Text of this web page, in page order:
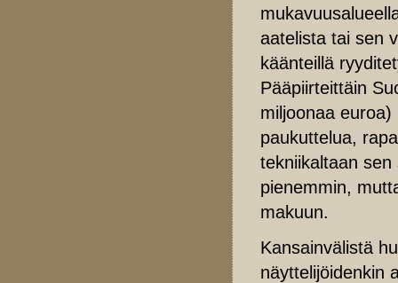
aatelista tai sen
käänteillä
Pääpiirteittäin
miljoonaa
paukuttelua,
tekniikaltaan
pienemmin,
makuun.
Kansainvälistä
näyttelijöidenkin